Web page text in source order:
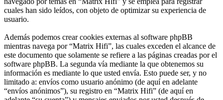
cuales han sido leídos, con objeto de optimizar su experiencia de
usuario.
Además podemos crear cookies externas al software phpBB
mientras navega por “Matrix Hifi”, las cuales exceden el alcance de
este documento que solamente se refiere a las páginas creadas por el
software phpBB. La segunda vía mediante la que obtenemos su
información es mediante lo que usted envía. Esto puede ser, y no
limitado a: envíos como usuario anónimo (de aquí en adelante
“envíos anónimos”), su registro en “Matrix Hifi” (de aquí en